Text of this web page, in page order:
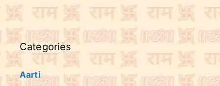
Categories
Aarti